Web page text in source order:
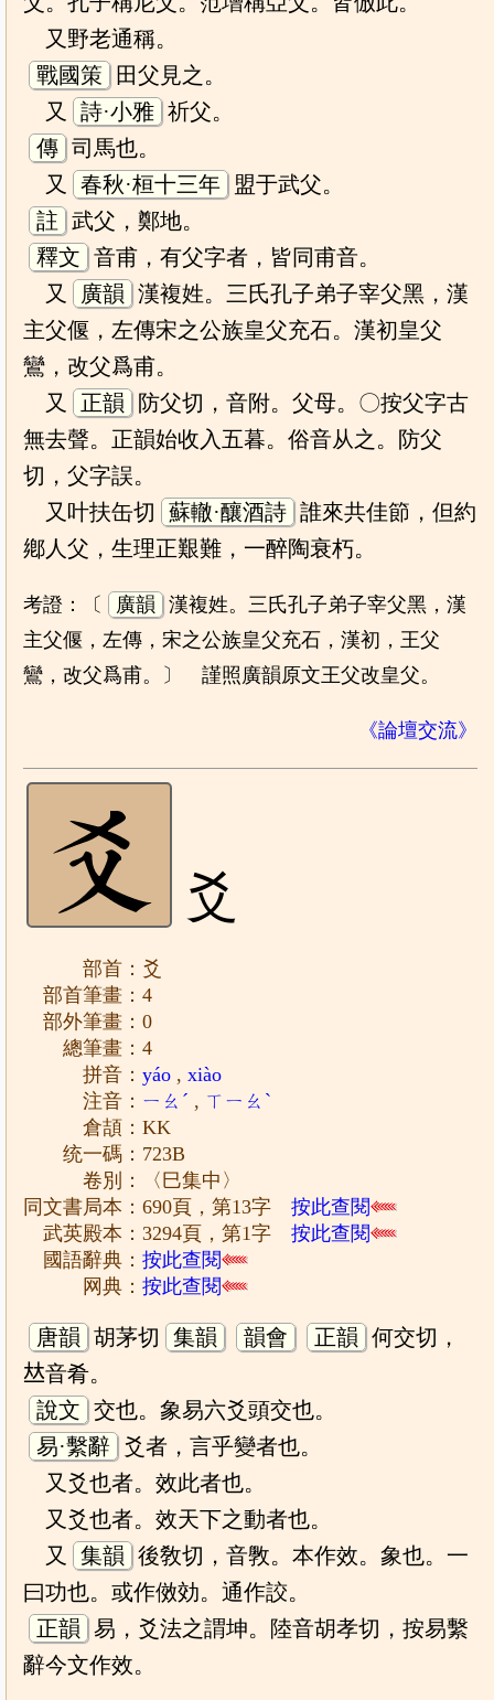
又野老通稱。
戰國策
田父見之。
又
詩·小雅 祈父。
傳 司馬也。
又
春秋·桓十三年
盟于武父。
註 武父，鄭地。
釋文 音甫，有父字者，皆同甫音。
又
廣韻 漢複姓。三氏孔子弟子宰父黑，漢
主父偃，左傳宋之公族皇父充石。漢初皇父
鸞，改父爲甫。
又
正韻
防父切，音附。父母。〇按父字古
無去聲。正韻始收入五暮。俗音从之。防父
切，父字誤。
又叶扶缶切
蘇轍·釀酒詩 誰來共佳節，但約
鄕人父，生理正艱難，一醉陶衰朽。
考證：〔 廣韻
漢複姓。三氏孔子弟子宰父黑，漢
主父偃，左傳，宋之公族皇父充石，漢初，王父
鸞，改父爲甫。〕 謹照廣韻原文王父改皇父。
《論壇交流》
爻
部首：爻
部首筆畫：4
部外筆畫：0
總筆畫：4
拼音：yáo ,xiào
注音： ㄧㄠˊ , ㄒㄧㄠˋ
倉頡：KK
统一碼：723B
卷別：〈巳集中〉
同文書局本：690頁，第13字按此查閱
武英殿本：3294頁，第1字按此查閱
國語辭典：按此查閱
网典：按此查閱
唐韻 胡茅切 集韻 韻會 正韻 何交切，
𠀤音肴。
說文 交也。象易六爻頭交也。
易·繫辭 爻者，言乎變者也。
又爻也者。效此者也。
又爻也者。效天下之動者也。
又
集韻 後敎切，音斆。本作效。象也。一
曰功也。或作傚効。通作詨。
正韻 易，爻法之謂坤。陸音胡孝切，按易繫
辭今文作效。